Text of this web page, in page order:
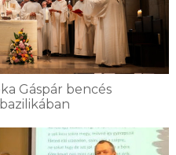
Gáspár bencés